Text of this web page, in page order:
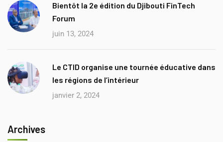
Bientôt la 2e édition du Djibouti FinTech
Forum
juin 13, 2024
Le CTID organise une tournée éducative dans
les régions de l’intérieur
janvier 2, 2024
Archives